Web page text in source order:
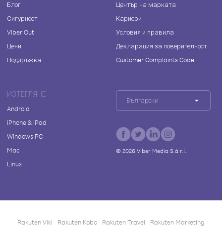
Блог
Сигурност
Viber Out
Цени
Поддръжка
Център на марката
Кариери
Условия и правила
Декларация за поверителност
Customer Complaints Code
ИЗТЕГЛЯНЕ
Android
iPhone & iPad
Windows PC
Mac
Linux
Български
© 2026Viber Media S.à r.l.
Rakuten Viki Rakuten Kobo Rakuten Travel Rakuten Marketing